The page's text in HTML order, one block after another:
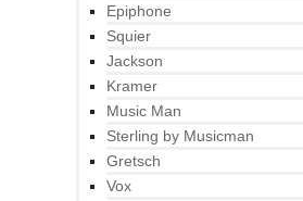
Epiphone
Squier
Jackson
Kramer
Music Man
Sterling by Musicman
Gretsch
Vox